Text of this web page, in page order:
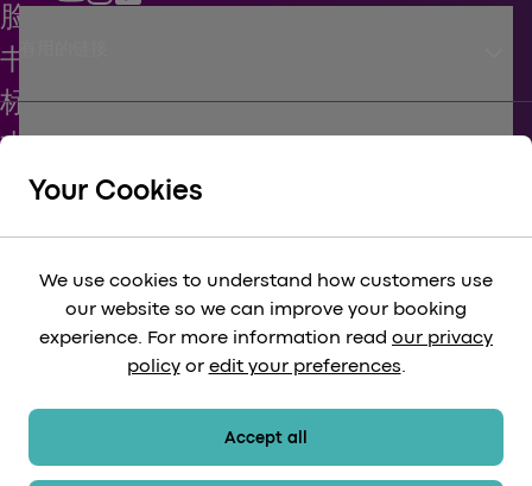
keyboard_arrow_down
企业 keyboard_arrow_down
法律 keyboard_arrow_down
Your Cookies
We use cookies to understand how customers use
our website so we can improve your booking
experience. For more information read our privacy
policyor edit your preferences.
Accept all